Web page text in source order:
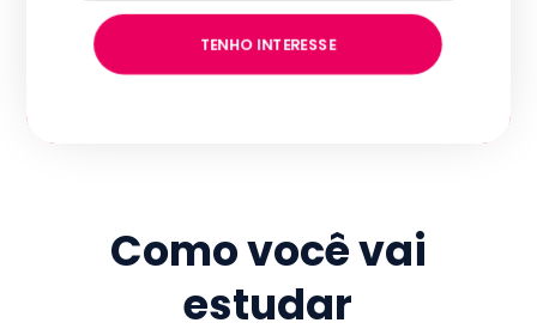
TENHO INTERESSE
Como você vai
estudar